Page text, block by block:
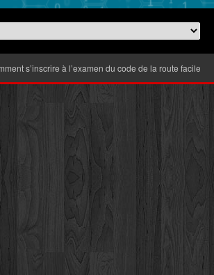
s’inscrire à l’examen du code de la route facilement